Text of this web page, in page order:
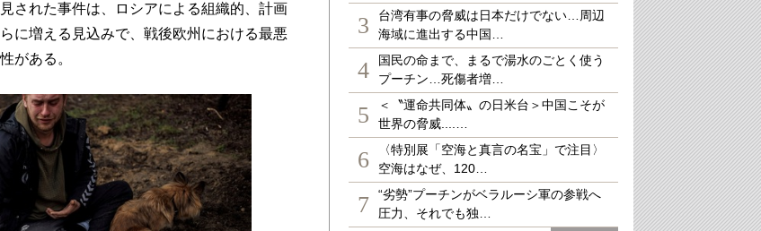
された事件は、ロシアによる組織的、計画
に増える見込みで、戦後欧州における最悪
がある。
3
台湾有事の脅威は日本だけでない…周辺
海域に進出する中国…
4
国民の命まで、まるで湯水のごとく使う
プーチン…死傷者増…
5
＜〝運命共同体〟の日米台＞中国こそが
世界の脅威....…
6
〈特別展「空海と真言の名宝」で注目〉
空海はなぜ、120…
7
“劣勢”プーチンがベラルーシ軍の参戦へ
圧力、それでも独…